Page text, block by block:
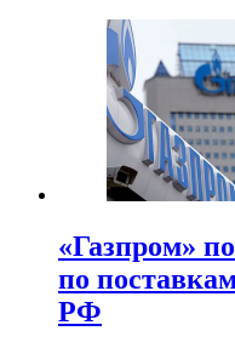
«Газпром»
по
РФ